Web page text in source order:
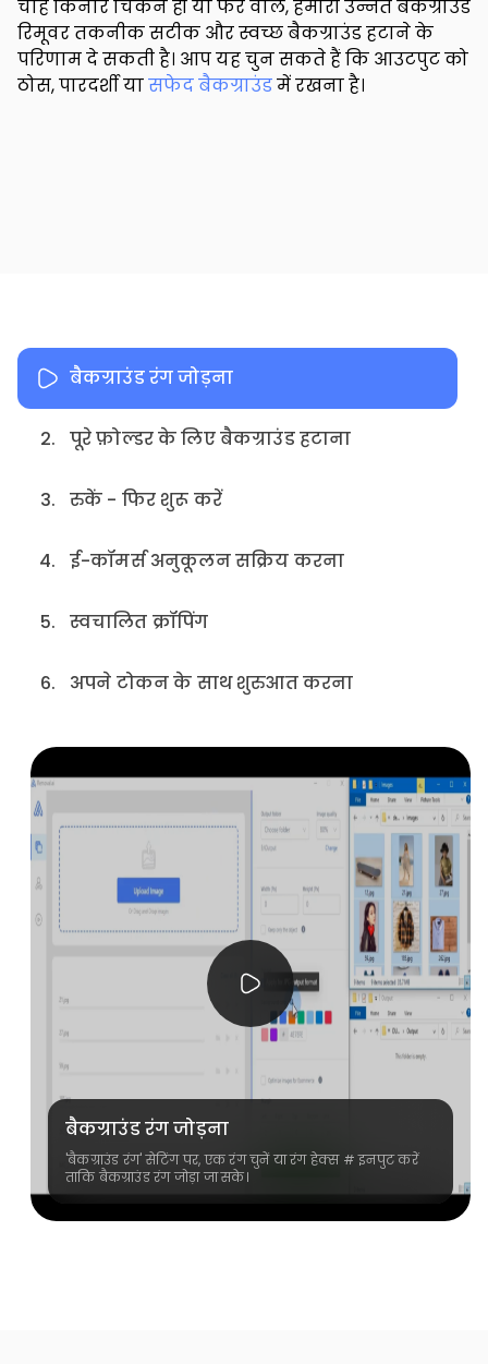
चाहे किनारे चिकने हों या फर वाले, हमारी उन्नत बैकग्राउंड
रिमूवर तकनीक सटीक और स्वच्छ बैकग्राउंड हटाने के
परिणाम दे सकती है। आप यह चुन सकते हैं कि आउटपुट को
ठोस, पारदर्शी यासफेद बैकग्राउंडमें रखना है।
बैकग्राउंड रंग जोड़ना
2. पूरे फ़ोल्डर के लिए बैकग्राउंड हटाना
3. रुकें - फिर शुरू करें
4. ई-कॉमर्स अनुकूलन सक्रिय करना
5. स्वचालित क्रॉपिंग
6. अपने टोकन के साथ शुरुआत करना
बैकग्राउंड रंग जोड़ना
'बैकग्राउंड रंग' सेटिंग पर, एक रंग चुनें या रंग हेक्स # इनपुट करें
ताकि बैकग्राउंड रंग जोड़ा जा सके।